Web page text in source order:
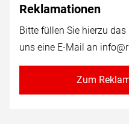
Reklamationen
Bitte füllen Sie hierzu
uns eine E-Mail an
Zum